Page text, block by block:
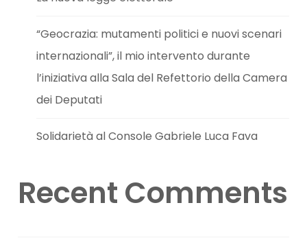
“Geocrazia: mutamenti politici e nuovi scenari
internazionali”, il mio intervento durante
l’iniziativa alla Sala del Refettorio della Camera
dei Deputati
Solidarietà al Console Gabriele Luca Fava
Recent Comments